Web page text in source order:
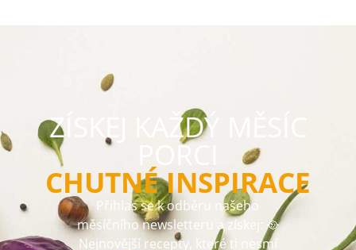
ZÍSKEJ KAŽDÝ MĚSÍC
PORCI
CHUTNÉ INSPIRACE
Přihlas se k odběru našeho
měsíčního newsletteru a získej: 🥘
Nejnovější recepty, které ti nesmí